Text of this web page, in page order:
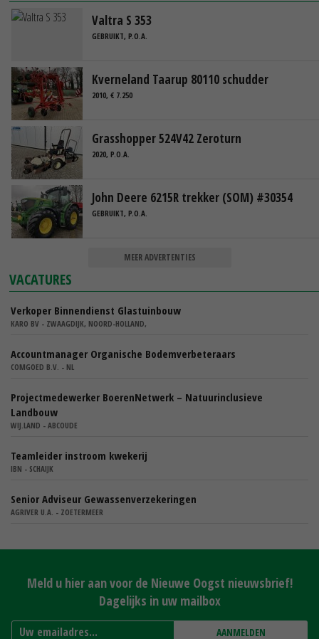
Valtra S 353
GEBRUIKT, P.O.A.
Kverneland Taarup 80110 schudder
2010, € 7.250
Grasshopper 524V42 Zeroturn
2020, P.O.A.
John Deere 6215R trekker (SOM) #30354
GEBRUIKT, P.O.A.
MEER ADVERTENTIES
VACATURES
Verkoper Binnendienst Glastuinbouw
KARO BV - ZWAAGDIJK, NOORD-HOLLAND,
Accountmanager Organische Bodemverbeteraars
COMGOED B.V. - NL
Projectmedewerker BoerenNetwerk – Natuurinclusieve
Landbouw
WIJ.LAND - ABCOUDE
Teamleider instroom kwekerij
IBN - SCHAIJK
Senior Adviseur Gewassenverzekeringen
AGRIVER U.A. - ZOETERMEER
Meld u hier aan voor de Nieuwe Oogst nieuwsbrief!
Dagelijks in uw mailbox
AANMELDEN